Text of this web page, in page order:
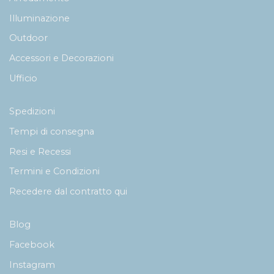
Illuminazione
Outdoor
Accessori e Decorazioni
Ufficio
Spedizioni
Tempi di consegna
Resi e Recessi
Termini e Condizioni
Recedere dal contratto qui
Blog
Facebook
Instagram